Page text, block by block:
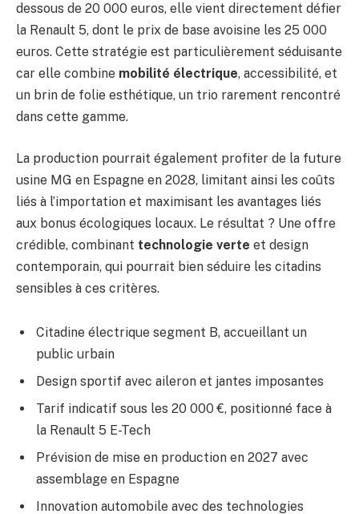
dessous de 20 000 euros, elle vient directement défier
la Renault 5, dont le prix de base avoisine les 25 000
euros. Cette stratégie est particulièrement séduisante
car elle combine mobilité électrique, accessibilité, et
un brin de folie esthétique, un trio rarement rencontré
dans cette gamme.
La production pourrait également profiter de la future
usine MG en Espagne en 2028, limitant ainsi les coûts
liés à l’importation et maximisant les avantages liés
aux bonus écologiques locaux. Le résultat ? Une offre
crédible, combinant technologie verte et design
contemporain, qui pourrait bien séduire les citadins
sensibles à ces critères.
Citadine électrique segment B, accueillant un
public urbain
Design sportif avec aileron et jantes imposantes
Tarif indicatif sous les 20 000 €, positionné face à
la Renault 5 E-Tech
Prévision de mise en production en 2027 avec
assemblage en Espagne
Innovation automobile avec des technologies